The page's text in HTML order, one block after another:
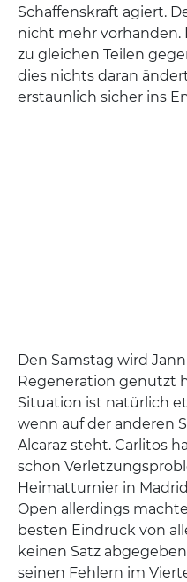
Schaffenskraft agiert.
nicht mehr vorhanden.
zu gleichen Teilen
dies nichts daran
erstaunlich sicher ins
Den Samstag wird
Regeneration genutzt
Situation ist natürlich
wenn auf der anderen
Alcaraz steht. Carlitos
schon
Heimatturnier in
Open allerdings
besten Eindruck von
keinen Satz
seinen Fehlern im